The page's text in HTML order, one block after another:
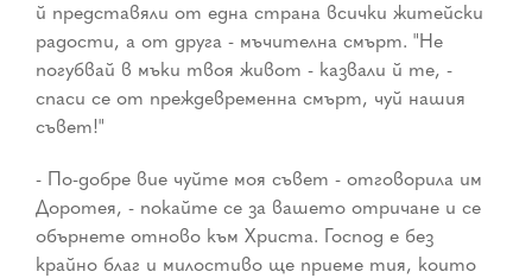
й представяли от една страна всички житейски
радости, а от друга - мъчителна смърт. "Не
погубвай в мъки твоя живот - казвали й те, -
спаси се от преждевременна смърт, чуй нашия
съвет!"
- По-добре вие чуйте моя съвет - отговорила им
Доротея, - покайте се за вашето отричане и се
обърнете отново към Христа. Господ е без
крайно благ и милостиво ще приеме тия, които